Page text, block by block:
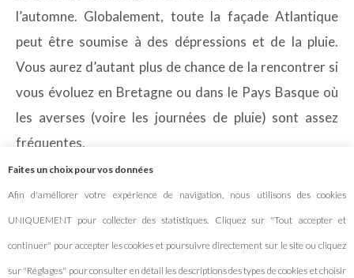
l’automne. Globalement, toute la façade Atlantique
peut être soumise à des dépressions et de la pluie.
Vous aurez d’autant plus de chance de la rencontrer si
vous évoluez en Bretagne ou dans le Pays Basque où
les averses (voire les journées de pluie) sont assez
fréquentes.
Faites un choix pour vos données
Afin d'améliorer votre expérience de navigation, nous utilisons des cookies
UNIQUEMENT pour collecter des statistiques. Cliquez sur "Tout accepter et
continuer" pour accepter les cookies et poursuivre directement sur le site ou cliquez
sur "Réglages" pour consulter en détail les descriptions des types de cookies et choisir